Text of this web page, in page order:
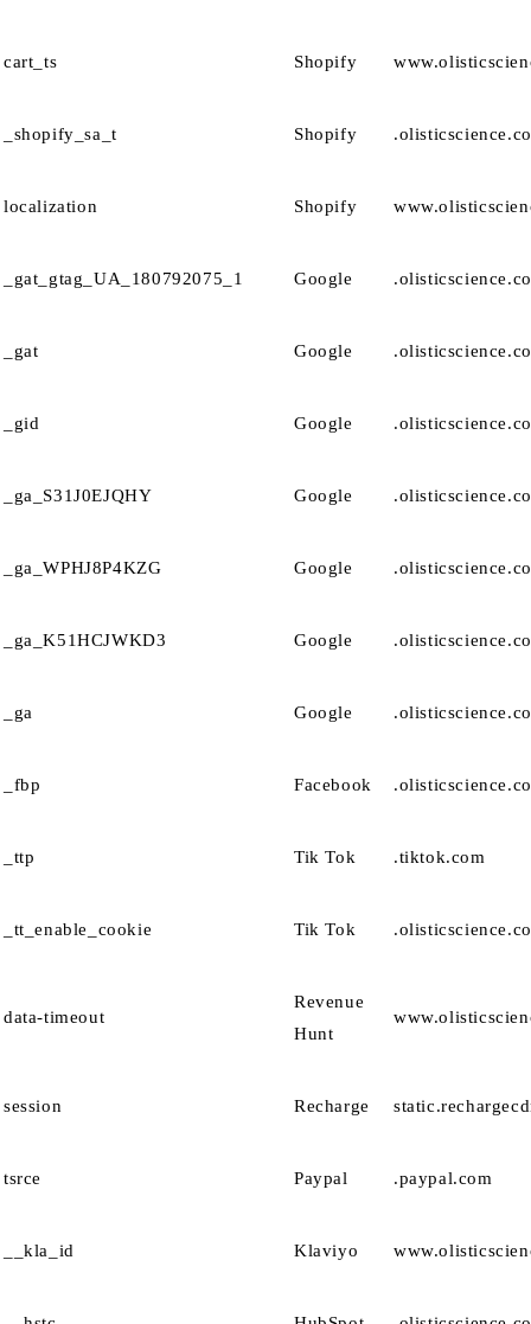
cart_ts Shopify
_shopify_sa_t Shopify
localization Shopify
_gat_gtag_UA_180792075_1 Google
_gat Google
_gid Google
_ga_S31J0EJQHY Google
_ga_WPHJ8P4KZG Google
_ga_K51HCJWKD3 Google
_ga Google
_fbp Facebook
_ttp Tik Tok .tiktok.com
_tt_enable_cookie Tik Tok
data-timeout
Revenue
Hunt
session Recharge
tsrce Paypal .paypal.com
__kla_id Klaviyo